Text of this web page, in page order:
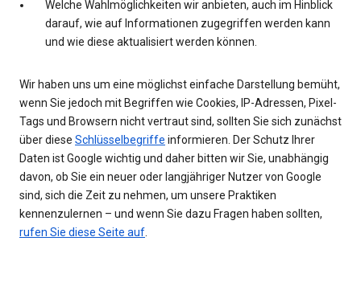
Welche Wahlmöglichkeiten wir anbieten, auch im Hinblick
darauf, wie auf Informationen zugegriffen werden kann
und wie diese aktualisiert werden können.
Wir haben uns um eine möglichst einfache Darstellung bemüht,
wenn Sie jedoch mit Begriffen wie Cookies, IP-Adressen, Pixel-
Tags und Browsern nicht vertraut sind, sollten Sie sich zunächst
über diese Schlüsselbegriffe informieren. Der Schutz Ihrer
Daten ist Google wichtig und daher bitten wir Sie, unabhängig
davon, ob Sie ein neuer oder langjähriger Nutzer von Google
sind, sich die Zeit zu nehmen, um unsere Praktiken
kennenzulernen – und wenn Sie dazu Fragen haben sollten,
rufen Sie diese Seite auf.